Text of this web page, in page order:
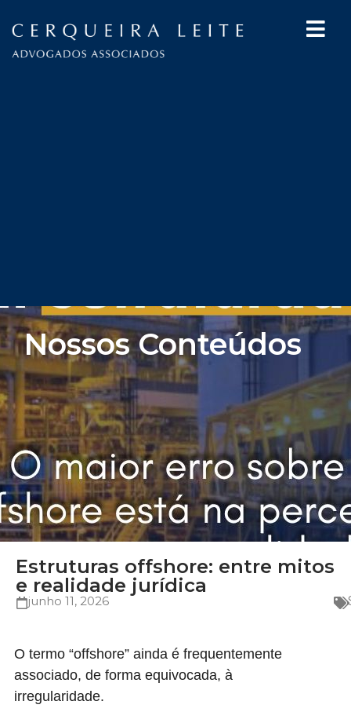
Nossos Conteúdos
Estruturas offshore: entre mitos
e realidade jurídica
junho 11, 2026
O termo “offshore” ainda é frequentemente
associado, de forma equivocada, à
irregularidade.